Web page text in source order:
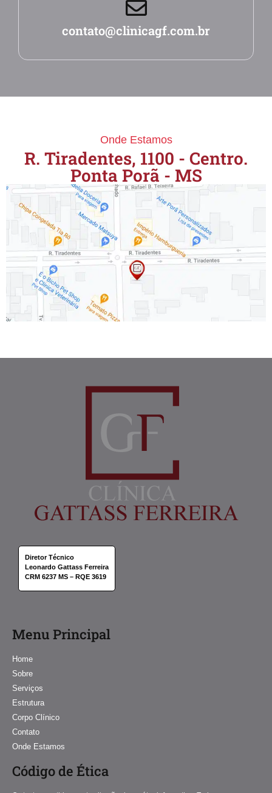
contato@clinicagf.com.br
Onde Estamos
R. Tiradentes, 1100 - Centro.
Ponta Porã - MS
Diretor Técnico
Leonardo Gattass Ferreira
CRM 6237 MS – RQE 3619
Menu Principal
Home
Sobre
Serviços
Estrutura
Corpo Clínico
Contato
Onde Estamos
Código de Ética